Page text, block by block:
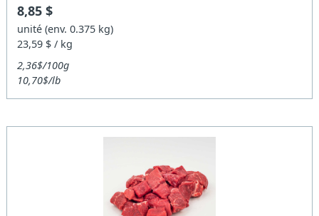
8,85 $
unité (env. 0.375 kg)
23,59 $ / kg
2,36$/100g
10,70$/lb